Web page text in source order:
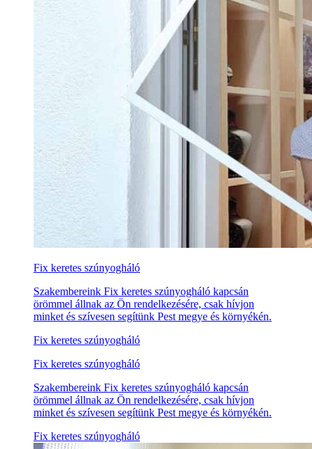
Fix keretes szúnyogháló
Szakembereink Fix keretes szúnyogháló kapcsán
örömmel állnak az Ön rendelkezésére, csak hívjon
minket és szívesen segítünk Pest megye és környékén.
Fix keretes szúnyogháló
Fix keretes szúnyogháló
Szakembereink Fix keretes szúnyogháló kapcsán
örömmel állnak az Ön rendelkezésére, csak hívjon
minket és szívesen segítünk Pest megye és környékén.
Fix keretes szúnyogháló